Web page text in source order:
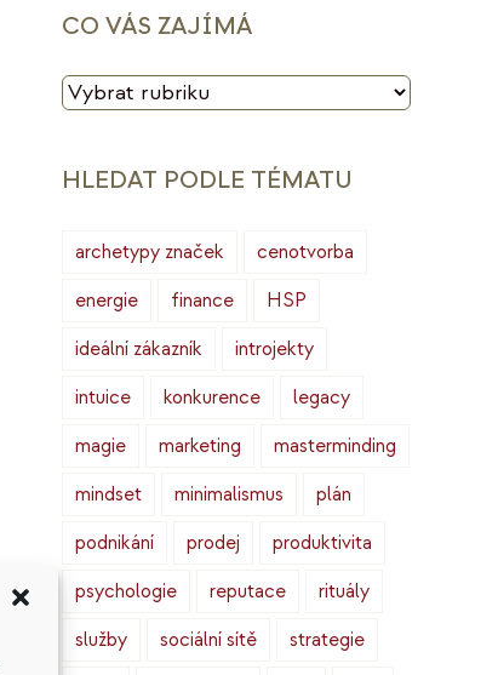
CO VÁS ZAJÍMÁ
CO
HLEDAT PODLE TÉMATU
archetypy značek
cenotvorba
energie
finance
HSP
ideální zákazník
introjekty
intuice
konkurence
legacy
magie
marketing
masterminding
mindset
minimalismus
plán
podnikání
prodej
produktivita
psychologie
reputace
rituály
služby
sociální sítě
strategie